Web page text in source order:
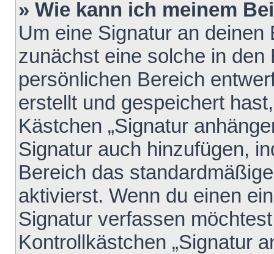
» Wie kann ich meinem
Um eine Signatur an
zunächst eine solche in den
persönlichen Bereich
erstellt und gespeichert
Kästchen „Signatur
Signatur auch hinzufügen,
Bereich das
aktivierst. Wenn du einen
Signatur verfassen
Kontrollkästchen „Signatur